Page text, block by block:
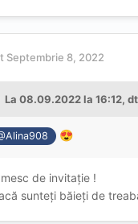
Septembrie 8, 2022
La 08.09.2022 la 16:12,
😍
de invitație !
sunteți băieți de